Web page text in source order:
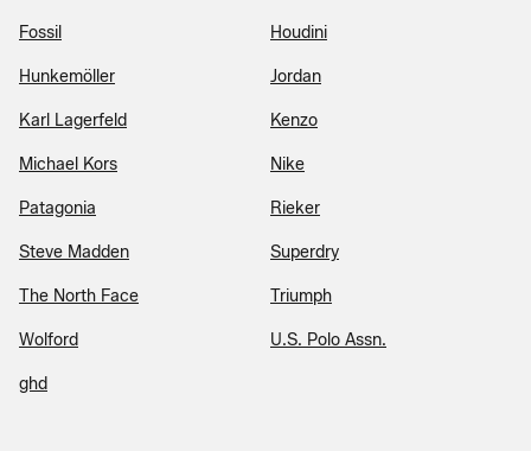
Fossil Houdini
Hunkemöller Jordan
Karl Lagerfeld Kenzo
Michael Kors Nike
Patagonia Rieker
Steve Madden Superdry
The North Face Triumph
Wolford U.S. Polo Assn.
ghd